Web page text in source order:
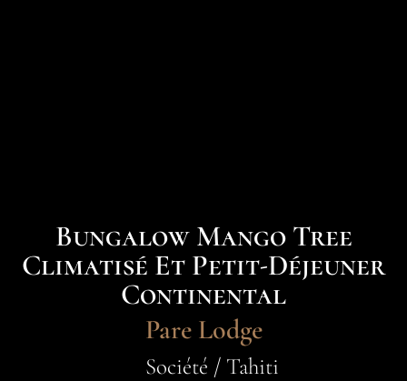
Bungalow Mango Tree
Climatisé Et Petit-Déjeuner
Continental
Pare Lodge
Société / Tahiti